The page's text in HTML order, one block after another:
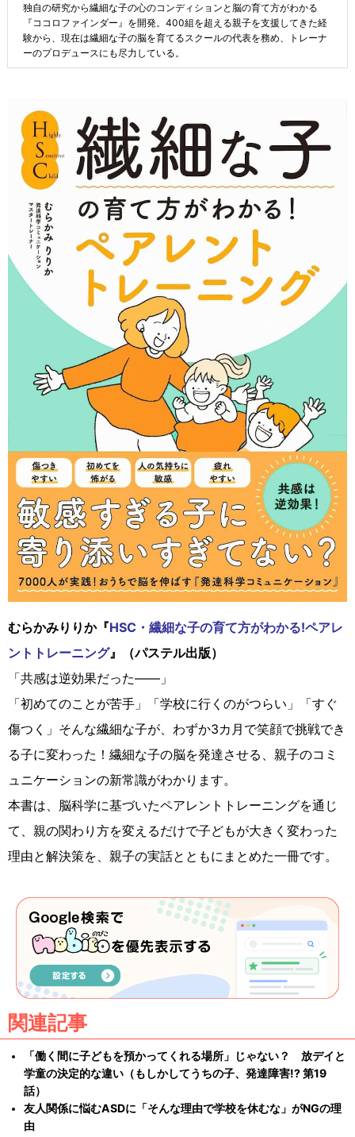
独自の研究から繊細な子の心のコンディションと脳の育て方がわかる
『ココロファインダー』を開発。400組を超える親子を支援してきた経
験から、現在は繊細な子の脳を育てるスクールの代表を務め、トレーナ
ーのプロデュースにも尽力している。
むらかみりりか『HSC・繊細な子の育て方がわかる!ペアレ
ントトレーニング』（パステル出版）
「共感は逆効果だった――」
「初めてのことが苦手」「学校に行くのがつらい」「すぐ
傷つく」そんな繊細な子が、わずか3カ月で笑顔で挑戦でき
る子に変わった！繊細な子の脳を発達させる、親子のコミ
ュニケーションの新常識がわかります。
本書は、脳科学に基づいたペアレントトレーニングを通じ
て、親の関わり方を変えるだけで子どもが大きく変わった
理由と解決策を、親子の実話とともにまとめた一冊です。
関連記事
「働く間に子どもを預かってくれる場所」じゃない？ 放デイと
学童の決定的な違い（もしかしてうちの子、発達障害!? 第19
話）
友人関係に悩むASDに「そんな理由で学校を休むな」がNGの理
由